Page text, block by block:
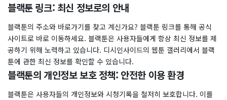
블랙툰 링크: 최신 정보로의 안내
블랙툰의 주소와 바로가기를 찾고 계신가요? 블랙툰 링크를 통해 공식
사이트로 바로 이동하세요. 블랙툰은 사용자들에게 항상 최신 정보를 제
공하기 위해 노력하고 있습니다. 디시인사이드의 웹툰 갤러리에서 블랙
툰에 관한 최신 정보를 확인할 수 있습니다.
블랙툰의 개인정보 보호 정책: 안전한 이용 환경
블랙툰은 사용자들의 개인정보와 시청기록을 철저히 보호합니다. 이를